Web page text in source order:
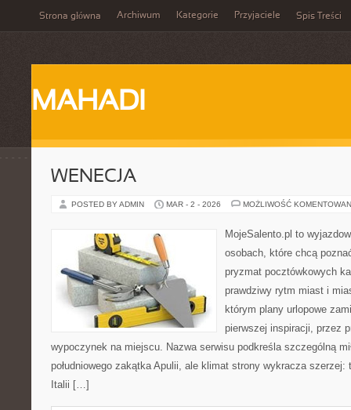
Strona główna Archiwum Kategorie Przyjaciele Spis Treści
MAHADI
WENECJA
POSTED BY ADMIN MAR - 2 - 2026 MOŻLIWOŚĆ
MojeSalento.pl to
osobach, które chcą
pryzmat pocztówkowych
prawdziwy rytm miast i
którym plany urlopowe
pierwszej inspiracji, przez
wypoczynek na miejscu. Nazwa serwisu podkreśla szczególną
południowego zakątka Apulii, ale klimat strony wykracza szerzej:
Italii […]